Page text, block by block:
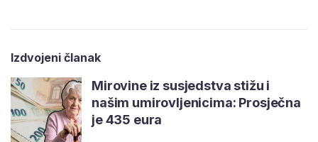
Izdvojeni članak
Mirovine iz susjedstva stižu i
našim umirovljenicima: Prosječna
je 435 eura